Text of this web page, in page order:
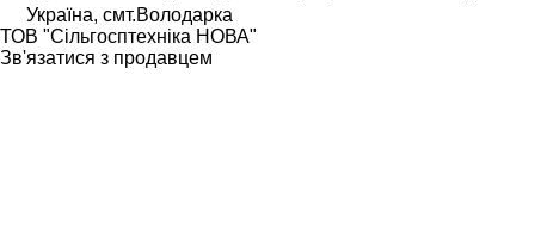
Україна, смт.Володарка
ТОВ "Сiльгосптехнiка НОВА"
Зв'язатися з продавцем